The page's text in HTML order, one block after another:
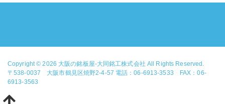
Copyright © 2026 大阪の銘板屋-大同銘工株式会社 All Rights Reserved.
〒538-0037 大阪市鶴見区焼野2-4-57 電話：06-6913-3533 FAX：06-
6913-3563